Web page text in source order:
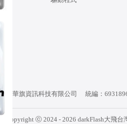
華旗資訊科技有限公司 統編：
Copyright ⓒ 2024 - 2026 darkFlash大飛台